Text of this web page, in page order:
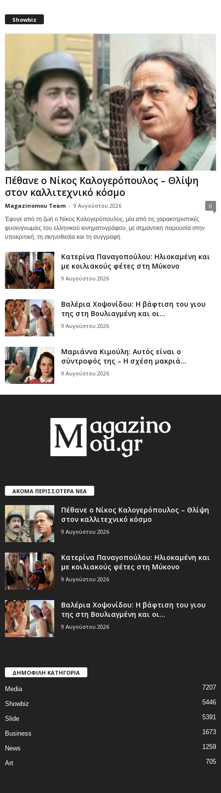
Showbiz
Πέθανε ο Νίκος Καλογερόπουλος – Θλίψη
στον καλλιτεχνικό κόσμο
Magazinomou Team - 9 Αυγούστου 2026 0
Έφυγε από τη ζωή ο Νίκος Καλογερόπουλος, μία από τις χαρακτηριστικές
φυσιογνωμίες του ελληνικού κινηματογράφου, με σημαντική παρουσία στην
υποκριτική, τη σκηνοθεσία και τη συγγραφή.
Κατερίνα Παναγοπούλου: Ηλιοκαμένη και
με κοιλιακούς φέτες στη Μύκονο
9 Αυγούστου 2026
Βαλέρια Χοψονίδου: Η βάφτιση του γιου
της στη Βουλιαγμένη και οι...
9 Αυγούστου 2026
Μαριάννα Κιμούλη: Αυτός είναι ο
σύντροφός της – Η σχέση μακριά...
9 Αυγούστου 2026
ΑΚΟΜΑ ΠΕΡΙΣΣΟΤΕΡΑ ΝΕΑ
Πέθανε ο Νίκος Καλογερόπουλος – Θλίψη
στον καλλιτεχνικό κόσμο
9 Αυγούστου 2026
Κατερίνα Παναγοπούλου: Ηλιοκαμένη και
με κοιλιακούς φέτες στη Μύκονο
9 Αυγούστου 2026
Βαλέρια Χοψονίδου: Η βάφτιση του γιου
της στη Βουλιαγμένη και οι...
9 Αυγούστου 2026
ΔΗΜΟΦΙΛΗ ΚΑΤΗΓΟΡΙΑ
Media 7207
Showbiz 5446
Slide 5391
Business 1673
News 1259
Art 705